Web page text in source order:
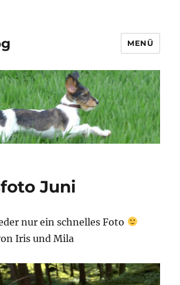
MENÜ
Juni
nur ein schnelles Foto
Iris und Mila